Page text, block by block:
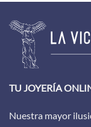
TU JOYERÍA
Nuestra mayor